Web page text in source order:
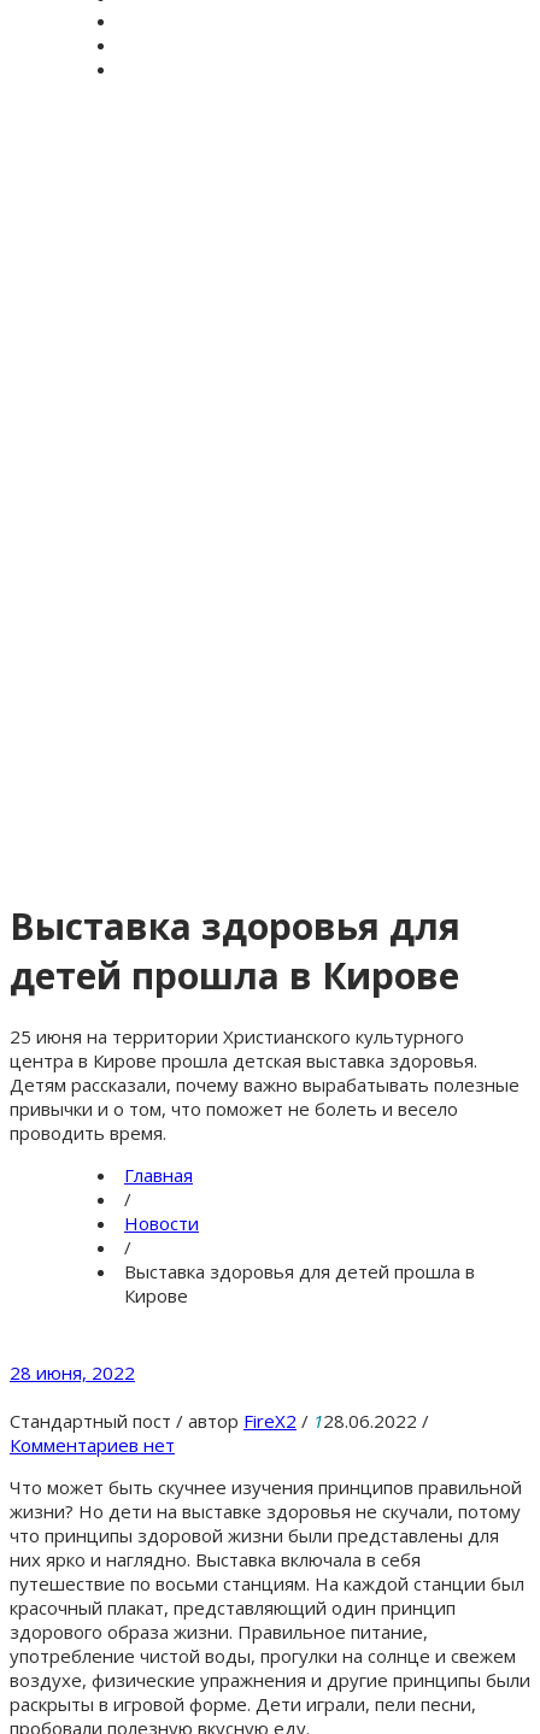
Выставка здоровья для
детей прошла в Кирове
25 июня на территории Христианского культурного
центра в Кирове прошла детская выставка здоровья.
Детям рассказали, почему важно вырабатывать полезные
привычки и о том, что поможет не болеть и весело
проводить время.
Главная
/
Новости
/
Выставка здоровья для детей прошла в
Кирове
28 июня, 2022
Стандартный пост / автор FireX2 / 128.06.2022 /
Комментариев нет
Что может быть скучнее изучения принципов правильной
жизни? Но дети на выставке здоровья не скучали, потому
что принципы здоровой жизни были представлены для
них ярко и наглядно. Выставка включала в себя
путешествие по восьми станциям. На каждой станции был
красочный плакат, представляющий один принцип
здорового образа жизни. Правильное питание,
употребление чистой воды, прогулки на солнце и свежем
воздухе, физические упражнения и другие принципы были
раскрыты в игровой форме. Дети играли, пели песни,
пробовали полезную вкусную еду.